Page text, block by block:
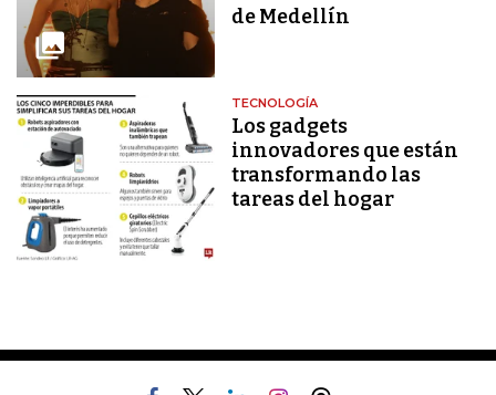
de Medellín
TECNOLOGÍA
Los gadgets
innovadores que están
transformando las
tareas del hogar